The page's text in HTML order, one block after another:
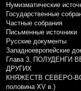
Нумизматические
Государственные
Частные собрания
Письменные источники
Русские документы
Западноевропейские
Глава 3. ПОЛУДЕНГИ
ДРУГИХ
КНЯЖЕСТВ СЕВЕРО-
половина XV в.)